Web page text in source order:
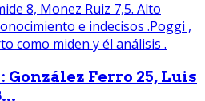
González Ferro 25, Luis